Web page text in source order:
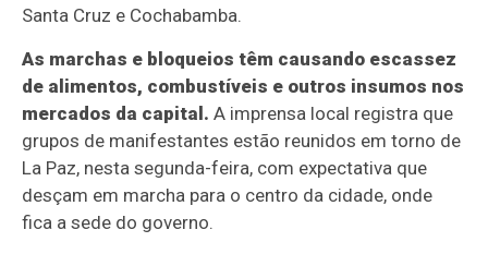
Santa Cruz e Cochabamba.
As marchas e bloqueios têm causando escassez
de alimentos, combustíveis e outros insumos nos
mercados da capital. A imprensa local registra que
grupos de manifestantes estão reunidos em torno de
La Paz, nesta segunda-feira, com expectativa que
desçam em marcha para o centro da cidade, onde
fica a sede do governo.